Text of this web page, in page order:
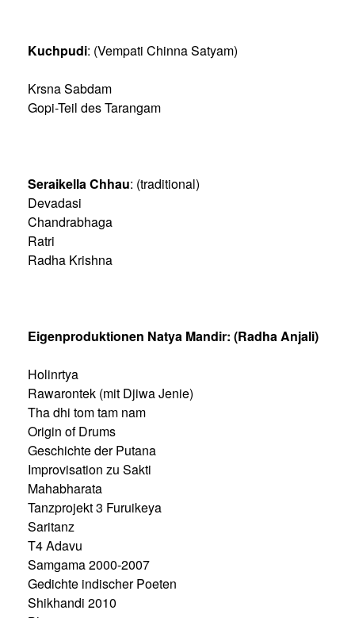
Kuchpudi: (Vempati Chinna Satyam)
Krsna Sabdam
Gopi-Teil des Tarangam
Seraikella Chhau: (traditional)
Devadasi
Chandrabhaga
Ratri
Radha Krishna
Eigenproduktionen Natya Mandir: (Radha Anjali)
Holinrtya
Rawarontek (mit Djiwa Jenie)
Tha dhi tom tam nam
Origin of Drums
Geschichte der Putana
Improvisation zu Sakti
Mahabharata
Tanzprojekt 3 Furuikeya
Saritanz
T4 Adavu
Samgama 2000-2007
Gedichte indischer Poeten
Shikhandi 2010